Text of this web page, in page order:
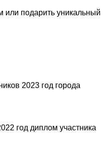
или подарить уникальный
2023 год города
год диплом участника